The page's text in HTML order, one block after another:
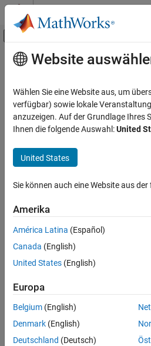
Weiter zum Inhalt
Umschaltung für Off-
Startseite der Dokumentation
Simulink Environment Fundamentals
Block Libraries
String
Simulink
Modeling
Configure Signals, States, and Parameters
String to Enum
Description
Ports
Block Characteristics
Extended Capabilities
Version History
Hauptinhalt
String to Enum
Input string signal to enumerated
expand all in page
Description
TheString To Enum
enumerated signal. To use this
in the current folder and use that
typeparameter.
enumerations by generating a
Simulink Enumerations
Ports
Website
Wählen Sie eine Website aus, um
verfügbar) sowie lokale
anzuzeigen. Auf der Grundlage Ihres
Ihnen die folgende Auswahl:United
United States
Sie können auch eine Website aus
Amerika
América Latina (Español)
Canada (English)
United States (English)
Europa
Belgium (English)
Denmark (English)
Deutschland (Deutsch)